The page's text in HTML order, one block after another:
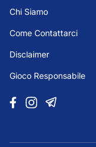
Chi Siamo
Come Contattarci
Disclaimer
Gioco Responsabile